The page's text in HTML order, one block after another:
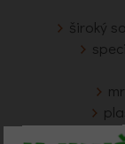
široký